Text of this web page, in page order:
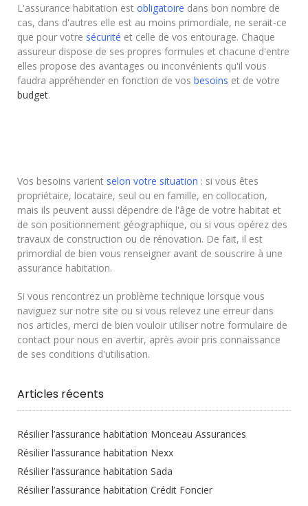
L'assurance habitation est obligatoire dans bon nombre de
cas, dans d'autres elle est au moins primordiale, ne serait-ce
que pour votre sécurité et celle de vos entourage. Chaque
assureur dispose de ses propres formules et chacune d'entre
elles propose des avantages ou inconvénients qu'il vous
faudra appréhender en fonction de vos besoins et de votre
budget.
Vos besoins varient selon votre situation : si vous êtes
propriétaire, locataire, seul ou en famille, en collocation,
mais ils peuvent aussi dépendre de l'âge de votre habitat et
de son positionnement géographique, ou si vous opérez des
travaux de construction ou de rénovation. De fait, il est
primordial de bien vous renseigner avant de souscrire à une
assurance habitation.
Si vous rencontrez un problème technique lorsque vous
naviguez sur notre site ou si vous relevez une erreur dans
nos articles, merci de bien vouloir utiliser notre formulaire de
contact pour nous en avertir, après avoir pris connaissance
de ses conditions d'utilisation.
Articles récents
Résilier l’assurance habitation Monceau Assurances
Résilier l’assurance habitation Nexx
Résilier l’assurance habitation Sada
Résilier l’assurance habitation Crédit Foncier